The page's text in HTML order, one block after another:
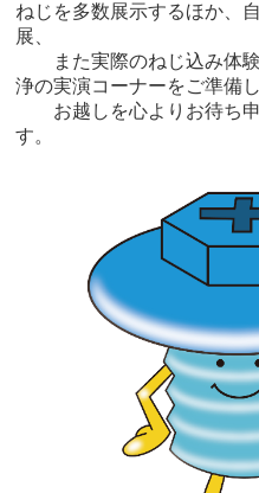
ねじを多数展示するほか、
展、
また実際のねじ込み体験
浄の実演コーナーをご準備
お越しを心よりお待ち申
す